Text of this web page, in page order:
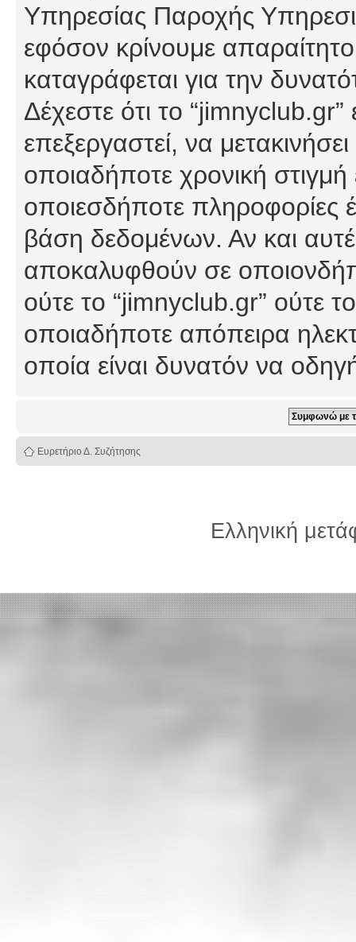
Υπηρεσίας Παροχής
εφόσον κρίνουμε
καταγράφεται για την
Δέχεστε ότι το
επεξεργαστεί, να
οποιαδήποτε χρονική στιγμή
οποιεσδήποτε πληροφορίες
βάση δεδομένων. Αν και
αποκαλυφθούν σε
ούτε το “jimnyclub.gr” ούτε
οποιαδήποτε απόπειρα
οποία είναι δυνατόν να
Ευρετήριο Δ. Συζήτησης
Ελληνική